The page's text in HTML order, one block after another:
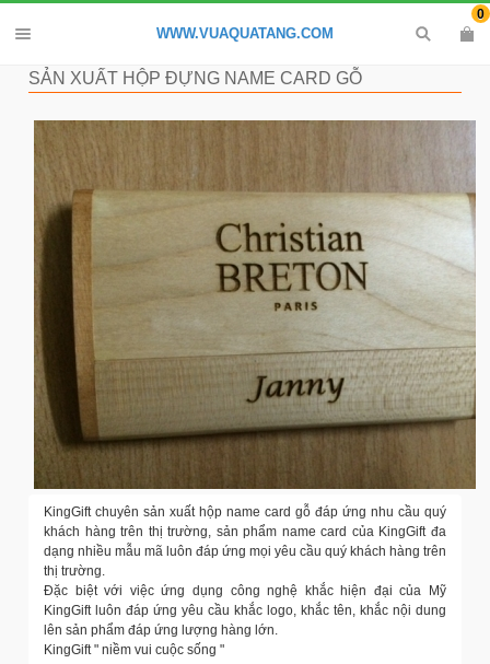
WWW.VUAQUATANG.COM
0
SẢN XUẤT HỘP ĐỰNG NAME CARD GỖ
KingGift chuyên sản xuất hộp name card gỗ đáp ứng nhu cầu quý
khách hàng trên thị trường, sản phẩm name card của KingGift đa
dạng nhiều mẫu mã luôn đáp ứng mọi yêu cầu quý khách hàng trên
thị trường.
Đặc biệt với việc ứng dụng công nghệ khắc hiện đại của Mỹ
KingGift luôn đáp ứng yêu cầu khắc logo, khắc tên, khắc nội dung
lên sản phẩm đáp ứng lượng hàng lớn.
KingGift " niềm vui cuộc sống "